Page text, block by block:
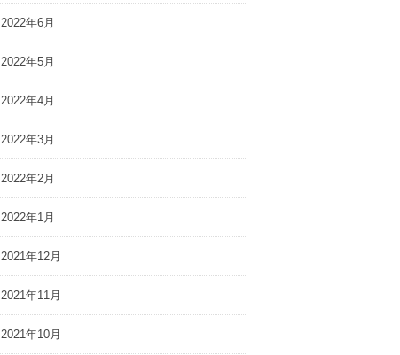
2022年6月
2022年5月
2022年4月
2022年3月
2022年2月
2022年1月
2021年12月
2021年11月
2021年10月